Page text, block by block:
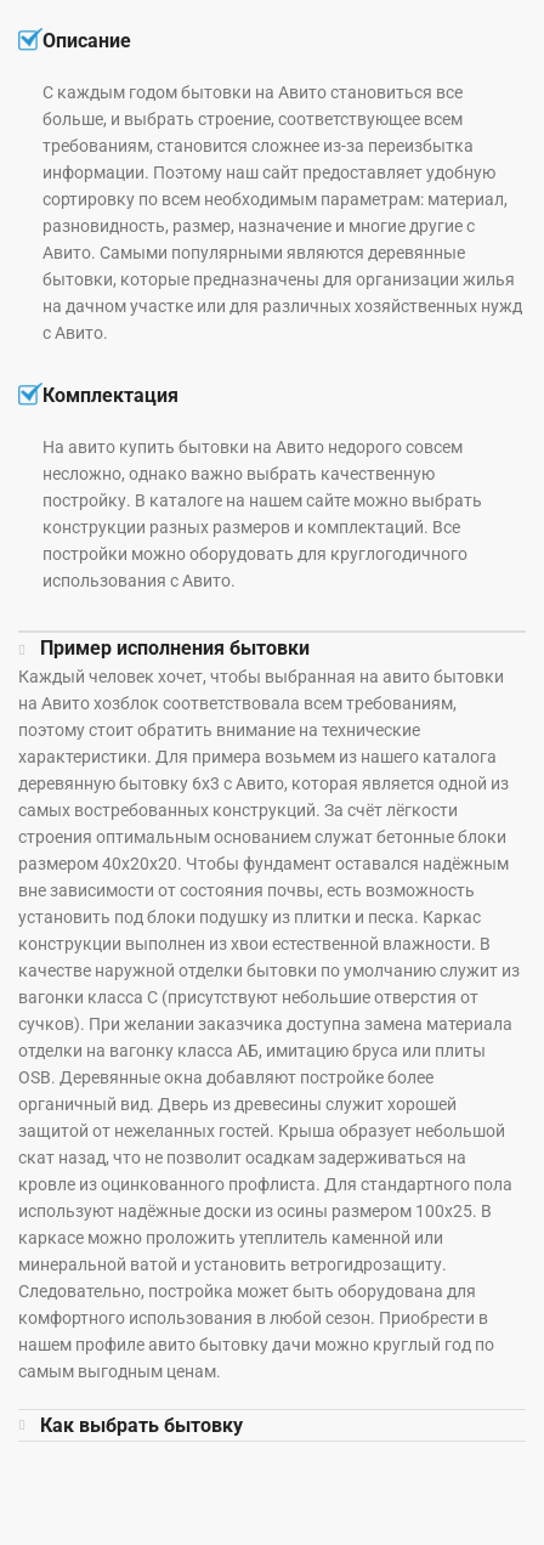
Описание
С каждым годом бытовки на Авито становиться все
больше, и выбрать строение, соответствующее всем
требованиям, становится сложнее из-за переизбытка
информации. Поэтому наш сайт предоставляет удобную
сортировку по всем необходимым параметрам: материал,
разновидность, размер, назначение и многие другие с
Авито. Самыми популярными являются деревянные
бытовки, которые предназначены для организации жилья
на дачном участке или для различных хозяйственных нужд
с Авито.
Комплектация
На авито купить бытовки на Авито недорого совсем
несложно, однако важно выбрать качественную
постройку. В каталоге на нашем сайте можно выбрать
конструкции разных размеров и комплектаций. Все
постройки можно оборудовать для круглогодичного
использования с Авито.
Пример исполнения бытовки
Каждый человек хочет, чтобы выбранная на авито бытовки
на Авито хозблок соответствовала всем требованиям,
поэтому стоит обратить внимание на технические
характеристики. Для примера возьмем из нашего каталога
деревянную бытовку 6х3 с Авито, которая является одной из
самых востребованных конструкций. За счёт лёгкости
строения оптимальным основанием служат бетонные блоки
размером 40х20х20. Чтобы фундамент оставался надёжным
вне зависимости от состояния почвы, есть возможность
установить под блоки подушку из плитки и песка. Каркас
конструкции выполнен из хвои естественной влажности. В
качестве наружной отделки бытовки по умолчанию служит из
вагонки класса С (присутствуют небольшие отверстия от
сучков). При желании заказчика доступна замена материала
отделки на вагонку класса АБ, имитацию бруса или плиты
OSB. Деревянные окна добавляют постройке более
органичный вид. Дверь из древесины служит хорошей
защитой от нежеланных гостей. Крыша образует небольшой
скат назад, что не позволит осадкам задерживаться на
кровле из оцинкованного профлиста. Для стандартного пола
используют надёжные доски из осины размером 100х25. В
каркасе можно проложить утеплитель каменной или
минеральной ватой и установить ветрогидрозащиту.
Следовательно, постройка может быть оборудована для
комфортного использования в любой сезон. Приобрести в
нашем профиле авито бытовку дачи можно круглый год по
самым выгодным ценам.
Как выбрать бытовку